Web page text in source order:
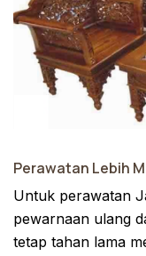
Perawatan Lebih
Untuk perawatan
pewarnaan ulang
tetap tahan lama